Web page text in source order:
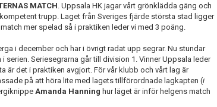
MATCH. Uppsala HK jagar vårt grönklädda gäng och
trupp. Laget från Sveriges fjärde största stad ligger
mer spelad så i praktiken leder vi med 3 poäng.
i december och har i övrigt radat upp segrar. Nu stundar
serien. Seriesegrarna går till division 1. Vinner Uppsala leder
är det i praktiken avgjort. För vår klubb och vårt lag är
på att höra lite med lagets tillförordnade lagkapten (i
Amanda Hanning hur läget är inför helgens match